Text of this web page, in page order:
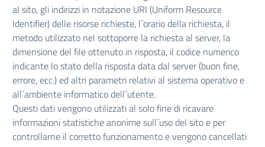
al sito, gli indirizzi in notazione URI (Uniform Resource
Identifier) delle risorse richieste, l´orario della richiesta, il
metodo utilizzato nel sottoporre la richiesta al server, la
dimensione del file ottenuto in risposta, il codice numerico
indicante lo stato della risposta data dal server (buon fine,
errore, ecc.) ed altri parametri relativi al sistema operativo e
all´ambiente informatico dell´utente.
Questi dati vengono utilizzati al solo fine di ricavare
informazioni statistiche anonime sull´uso del sito e per
controllarne il corretto funzionamento e vengono cancellati